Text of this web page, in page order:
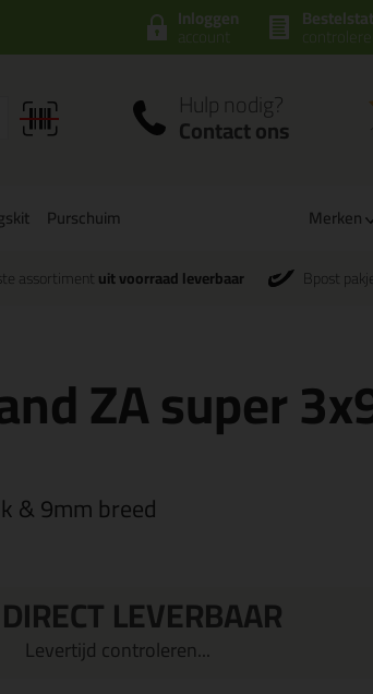
controleren
Inloggen
account
Hulp nodig?
Contact ons
Purschuim Merken
assortiment uit voorraad leverbaar Bpost
ZA super
& 9mm breed
DIRECT LEVERBAAR
Levertijd controleren...